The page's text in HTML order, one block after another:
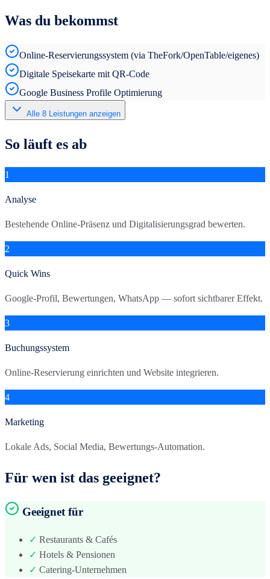
Was du bekommst
Online-Reservierungssystem (via TheFork/OpenTable/eigenes)
Digitale Speisekarte mit QR-Code
Google Business Profile Optimierung
Alle 8 Leistungen anzeigen
So läuft es ab
1
Analyse
Bestehende Online-Präsenz und Digitalisierungsgrad bewerten.
2
Quick Wins
Google-Profil, Bewertungen, WhatsApp — sofort sichtbarer Effekt.
3
Buchungssystem
Online-Reservierung einrichten und Website integrieren.
4
Marketing
Lokale Ads, Social Media, Bewertungs-Automation.
Für wen ist das geeignet?
Geeignet für
✓ Restaurants & Cafés
✓ Hotels & Pensionen
✓ Catering-Unternehmen